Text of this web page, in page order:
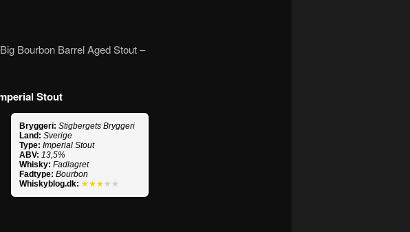
Big Bourbon Barrel Aged Stout –
Stout
Bryggeri: Stigbergets Bryggeri
Land: Sverige
Type: Imperial Stout
ABV: 13,5%
Whisky: Fadlagret
Fadtype: Bourbon
Whiskyblog.dk: ★★★ ★★